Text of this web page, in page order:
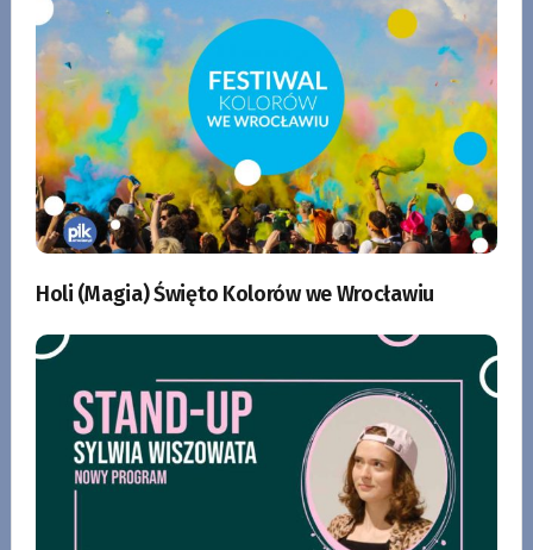
Holi (Magia) Święto Kolorów we Wrocławiu